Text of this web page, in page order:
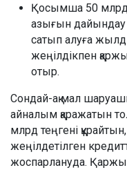
Қосымша 50 млрд
азығын дайындау
сатып алуға
жеңілдікпен
отыр.
Сондай-ақ мал
айналым қаражатын
млрд теңгені
жеңілдетілген
жоспарлануда.